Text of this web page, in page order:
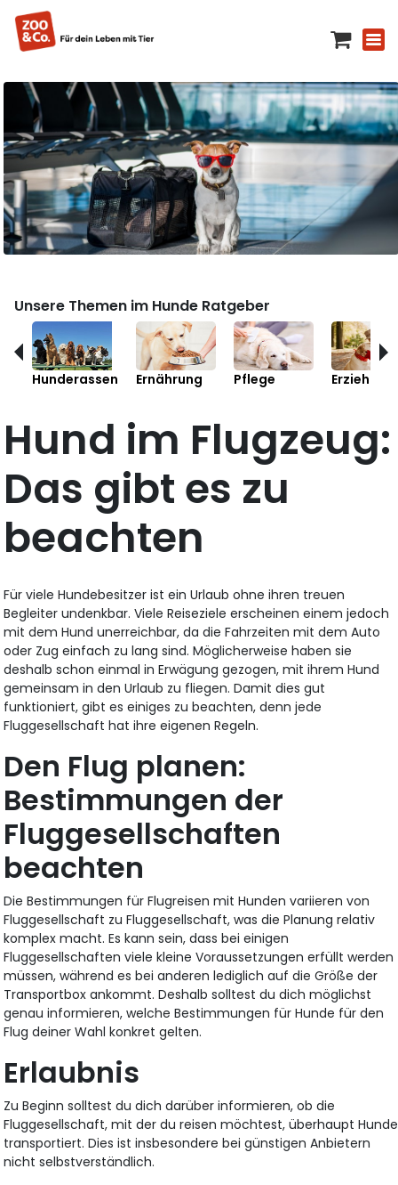
Unsere Themen im Hunde Ratgeber
Hunderassen Ernährung Pflege Erziehung
Hund im Flugzeug:
Das gibt es zu
beachten
Für viele Hundebesitzer ist ein Urlaub ohne ihren treuen
Begleiter undenkbar. Viele Reiseziele erscheinen einem jedoch
mit dem Hund unerreichbar, da die Fahrzeiten mit dem Auto
oder Zug einfach zu lang sind. Möglicherweise haben sie
deshalb schon einmal in Erwägung gezogen, mit ihrem Hund
gemeinsam in den Urlaub zu fliegen. Damit dies gut
funktioniert, gibt es einiges zu beachten, denn jede
Fluggesellschaft hat ihre eigenen Regeln.
Den Flug planen:
Bestimmungen der
Fluggesellschaften
beachten
Die Bestimmungen für Flugreisen mit Hunden variieren von
Fluggesellschaft zu Fluggesellschaft, was die Planung relativ
komplex macht. Es kann sein, dass bei einigen
Fluggesellschaften viele kleine Voraussetzungen erfüllt werden
müssen, während es bei anderen lediglich auf die Größe der
Transportbox ankommt. Deshalb solltest du dich möglichst
genau informieren, welche Bestimmungen für Hunde für den
Flug deiner Wahl konkret gelten.
Erlaubnis
Zu Beginn solltest du dich darüber informieren, ob die
Fluggesellschaft, mit der du reisen möchtest, überhaupt Hunde
transportiert. Dies ist insbesondere bei günstigen Anbietern
nicht selbstverständlich.